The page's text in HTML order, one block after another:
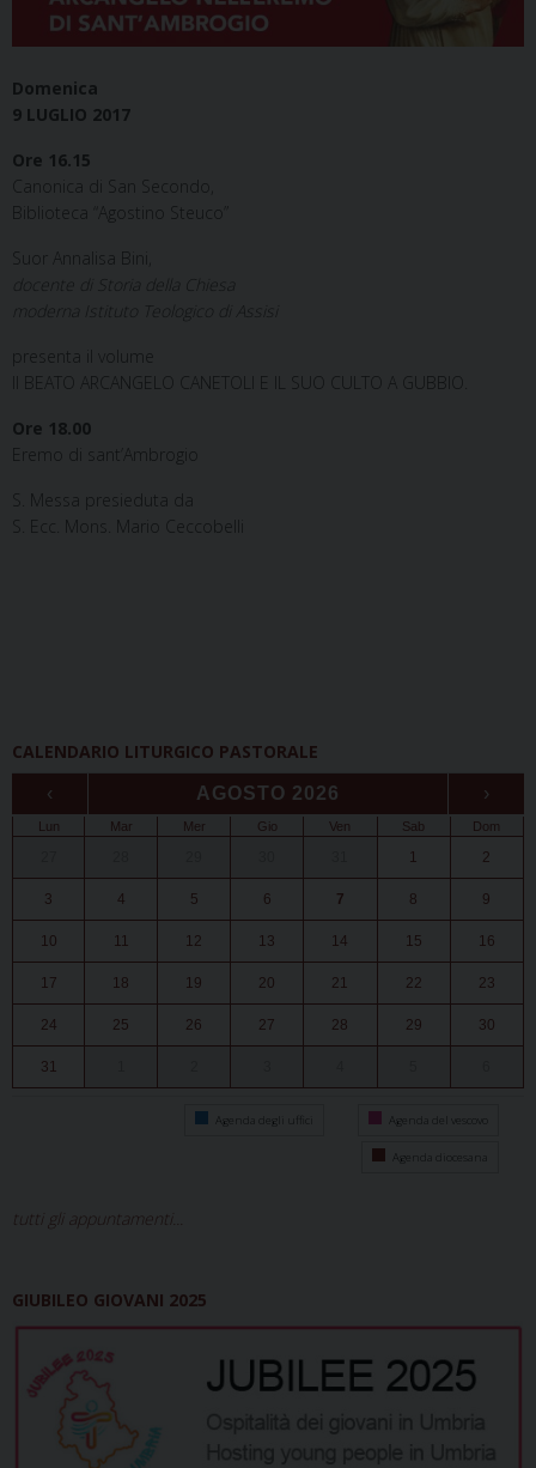
Domenica
9 LUGLIO 2017
Ore 16.15
Canonica di San Secondo,
Biblioteca “Agostino Steuco”
Suor Annalisa Bini,
presenta il volume
Il BEATO ARCANGELO CANETOLI E IL SUO CULTO A GUBBIO.
Ore 18.00
Eremo di sant’Ambrogio
S. Messa presieduta da
S. Ecc. Mons. Mario Ceccobelli
CALENDARIO LITURGICO PASTORALE
‹ AGOSTO 2026 ›
Lun Mar Mer Gio Ven Sab Dom
1 2
3 4 5 6 7 8 9
10 11 12 13 14 15 16
17 18 19 20 21 22 23
24 25 26 27 28 29 30
31
Agenda degli uffici Agenda del vescovo
Agenda diocesana
tutti gli appuntamenti...
GIUBILEO GIOVANI 2025